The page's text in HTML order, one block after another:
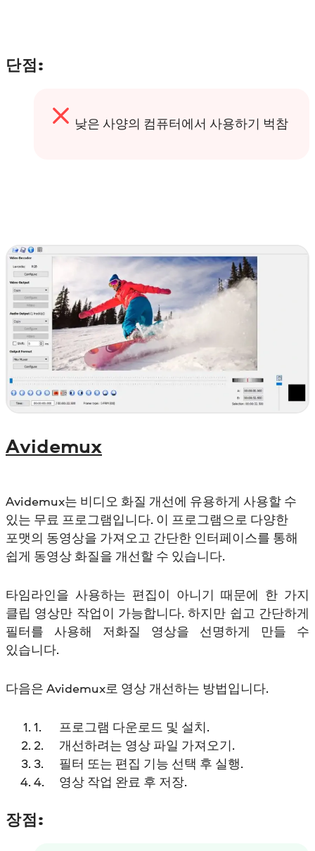
단점:
낮은 사양의 컴퓨터에서 사용하기 벅참
Avidemux
Avidemux는 비디오 화질 개선에 유용하게 사용할 수
있는 무료 프로그램입니다. 이 프로그램으로 다양한
포맷의 동영상을 가져오고 간단한 인터페이스를 통해
쉽게 동영상 화질을 개선할 수 있습니다.
타임라인을 사용하는 편집이 아니기 때문에 한 가지
클립 영상만 작업이 가능합니다. 하지만 쉽고 간단하게
필터를 사용해 저화질 영상을 선명하게 만들 수
있습니다.
다음은 Avidemux로 영상 개선하는 방법입니다.
프로그램 다운로드 및 설치.
개선하려는 영상 파일 가져오기.
필터 또는 편집 기능 선택 후 실행.
영상 작업 완료 후 저장.
장점: